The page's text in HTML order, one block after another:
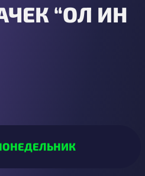
“ОЛ ИН